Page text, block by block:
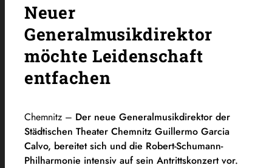
Neuer
Generalmusikdirektor
möchte Leidenschaft
entfachen
Chemnitz – Der neue Generalmusikdirektor der
Städtischen Theater Chemnitz Guillermo Garcia
Calvo, bereitet sich und die Robert-Schumann-
Philharmonie intensiv auf sein Antrittskonzert vor.